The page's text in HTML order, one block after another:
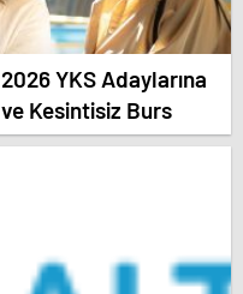
YKS Adaylarına
Kesintisiz Burs